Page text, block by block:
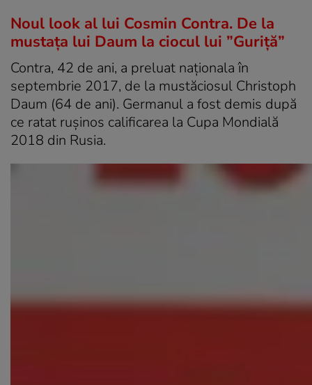
Noul look al lui Cosmin Contra. De la
mustața lui Daum la ciocul lui ”Guriță”
Contra, 42 de ani, a preluat naționala în
septembrie 2017, de la mustăciosul Christoph
Daum (64 de ani). Germanul a fost demis după
ce ratat rușinos calificarea la Cupa Mondială
2018 din Rusia.